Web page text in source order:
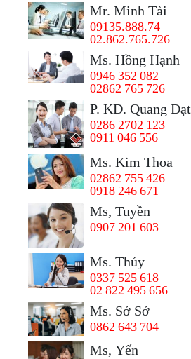
Mr. Minh Tài
09135.888.74
02.862.765.726
Ms. Hồng Hạnh
0946 352 082
02862 765 726
P. KD. Quang Đạt
0286 2702 123
0911 046 556
Ms. Kim Thoa
02862 755 426
0918 246 671
Ms, Tuyền
0907 201 603
Ms. Thủy
0337 525 618
02 822 495 656
Ms. Sở Sở
0862 643 704
Ms, Yến